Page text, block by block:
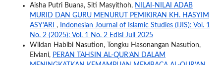
Aisha Putri Buana, Siti Masyithoh, NILAI-NILAI ADAB
MURID DAN GURU MENURUT PEMIKIRAN KH. HASYIM
ASY’ARI ,
Indonesian Journal of Islamic Studies (IJIS): Vol. 1
No. 2 (2025): Vol. 1 No. 2 Edisi Juli 2025
Wildan Habibi Nasution, Tongku Hasonangan Nasution,
Elviani, PERAN TAHSIN AL-QUR’AN DALAM